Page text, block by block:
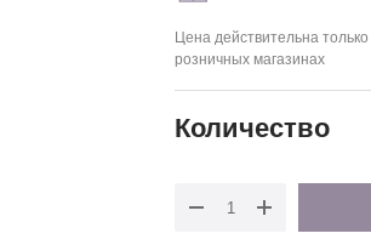
Цена действительна
розничных магазинах
Количество